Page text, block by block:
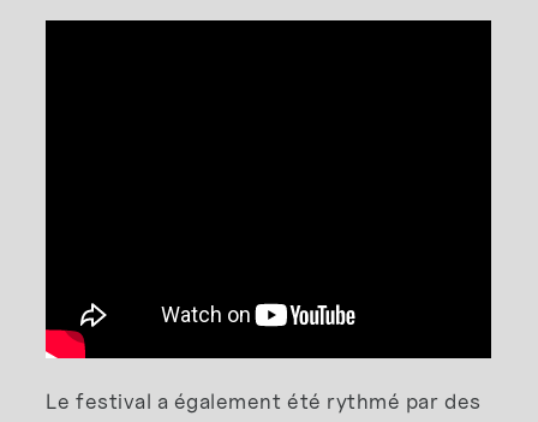
Le festival a également été rythmé par des